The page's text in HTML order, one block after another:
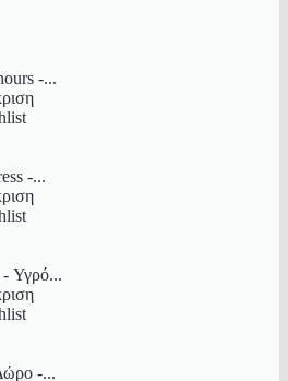
-...
-...
Υγρό...
-...